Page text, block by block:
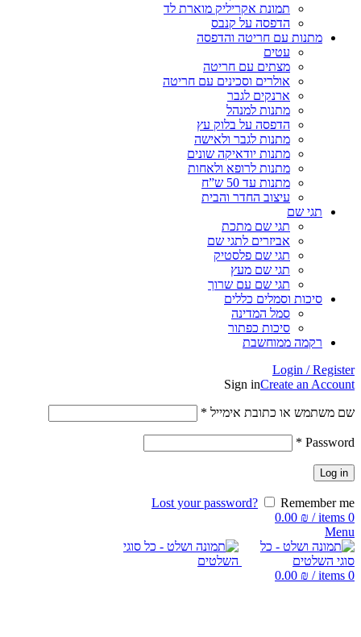
תמונת אקריליק מוארת לד
הדפסה על קנבס
מתנות עם חריטה והדפסה
עטים
מצתים עם חריטה
אולרים וסכינים עם חריטה
ארנקים לגבר
מתנות למנהל
הדפסה על בלוק עץ
מתנות לגבר ולאישה
מתנות יודאיקה שונים
מתנות לרופא ולאחות
מתנות עד 50 ש”ח
עיצוב החדר והבית
תגי שם
תגי שם מתכת
אביזרים לתגי שם
תגי שם פלסטיק
תגי שם מעץ
תגי שם עם שרוך
סיכות וסמלים כללים
סמל המדינה
סיכות כפתור
רקמה ממוחשבת
Login / Register
Sign inCreate an Account
שם משתמש או כתובת אימייל *
Password
*
Log in
Lost your password?
Remember me
0
items
/
0.00 ₪
Menu
0
items
/
0.00 ₪